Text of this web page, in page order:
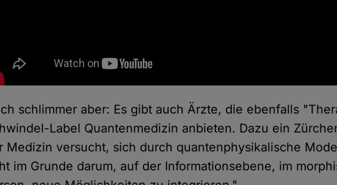
schlimmer aber: Es gibt auch Ärzte, die ebenfalls
Label Quantenmedizin anbieten. Dazu ein
Medizin versucht, sich durch quantenphysikalische
im Grunde darum, auf der Informationsebene, im